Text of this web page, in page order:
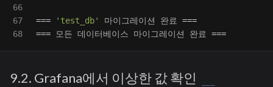
66
67
=== 'test_db' 마이그레이션 완료 ===
=== 모든 데이터베이스 마이그레이션 완료 ===
9.2. Grafana에서 이상한 값 확인